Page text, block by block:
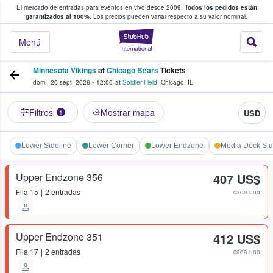
El mercado de entradas para eventos en vivo desde 2009. Todos los pedidos están
garantizados al 100%. Los precios pueden variar respecto a su valor nominal.
StubHub:
Menú
y venta de entradas entre fans
Minnesota VikingsatChicago BearsTickets
dom., 20 sept. 2026 • 12:00 at Soldier Field, Chicago, IL
Filtros 1 Mostrar mapa USD
Lower Sideline Lower Corner Lower Endzone Media Deck
Upper Endzone 356
Fila 15 2 entradas
407 US$
cada uno
Upper Endzone 351
Fila 17 2 entradas
412 US$
cada uno